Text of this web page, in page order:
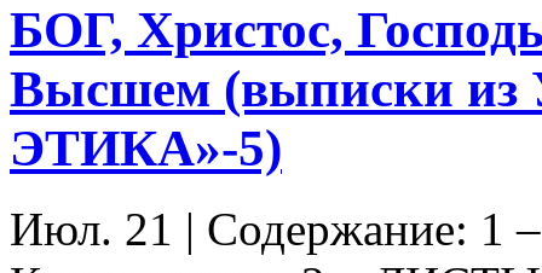
БОГ, Христос,
Высшем (выписки
ЭТИКА»-5)
Июл. 21 | Содержание: